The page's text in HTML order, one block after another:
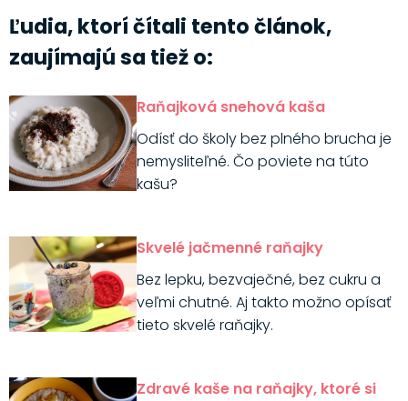
Ľudia, ktorí čítali tento článok,
zaujímajú sa tiež o:
Raňajková snehová kaša
Odísť do školy bez plného brucha je
nemysliteľné. Čo poviete na túto
kašu?
Skvelé jačmenné raňajky
Bez lepku, bezvaječné, bez cukru a
veľmi chutné. Aj takto možno opísať
tieto skvelé raňajky.
Zdravé kaše na raňajky, ktoré si